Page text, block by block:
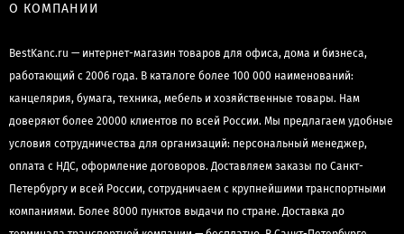
О КОМПАНИИ
BestKanc.ru — интернет-магазин товаров для офиса, дома и бизнеса,
работающий с 2006 года. В каталоге более 100 000 наименований:
канцелярия, бумага, техника, мебель и хозяйственные товары. Нам
доверяют более 20000 клиентов по всей России. Мы предлагаем удобные
условия сотрудничества для организаций: персональный менеджер,
оплата с НДС, оформление договоров. Доставляем заказы по Санкт-
Петербургу и всей России, сотрудничаем с крупнейшими транспортными
компаниями. Более 8000 пунктов выдачи по стране. Доставка до